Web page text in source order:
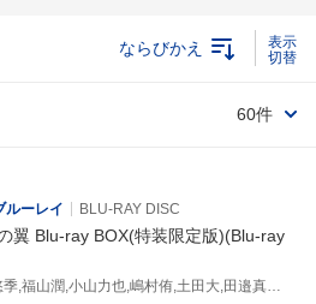
ならびかえ
60件
ルーレイ
BLU-RAY DISC
翼 Blu-ray BOX(特装限定版)(Blu-ray
富野由悠季,福山潤,小山力也,嶋村侑,土田大,田邉真悟,工藤昌史,樋口康雄